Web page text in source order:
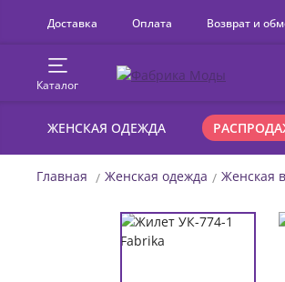
Доставка Оплата Возврат и
Каталог
ЖЕНСКАЯ ОДЕЖДА
Главная Женская одежда Женская